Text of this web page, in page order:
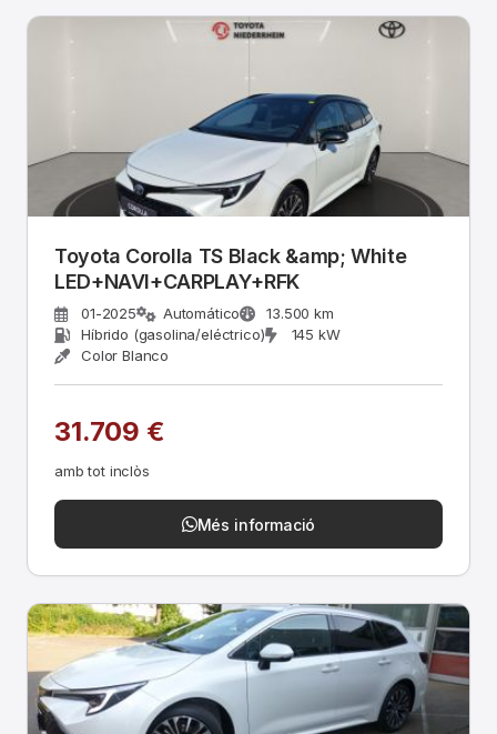
Toyota Corolla TS Black &amp; White
LED+NAVI+CARPLAY+RFK
01-2025 Automático
13.500 km
Híbrido (gasolina/eléctrico)
145 kW
Color Blanco
31.709 €
amb tot inclòs
Més informació